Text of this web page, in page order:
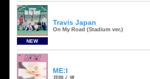
NEW
Travis Japan
On My Road (Stadium ver.)
ME:I